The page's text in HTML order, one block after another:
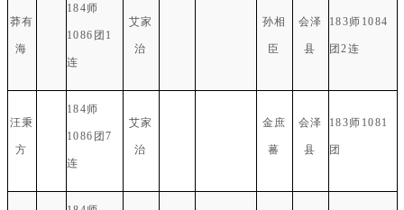
莽有
海
184师
1086团1
连
艾家
治
孙相
臣
会泽
县
183师1084
团2连
汪秉
方
184师
1086团7
连
艾家
治
金庶
蕃
会泽
县
183师1081
团